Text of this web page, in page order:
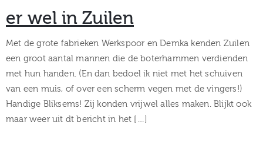
er wel in Zuilen
Met de grote fabrieken Werkspoor en Demka kenden Zuilen
een groot aantal mannen die de boterhammen verdienden
met hun handen. (En dan bedoel ik niet met het schuiven
van een muis, of over een scherm vegen met de vingers!)
Handige Bliksems! Zij konden vrijwel alles maken. Blijkt ook
maar weer uit dt bericht in het […]